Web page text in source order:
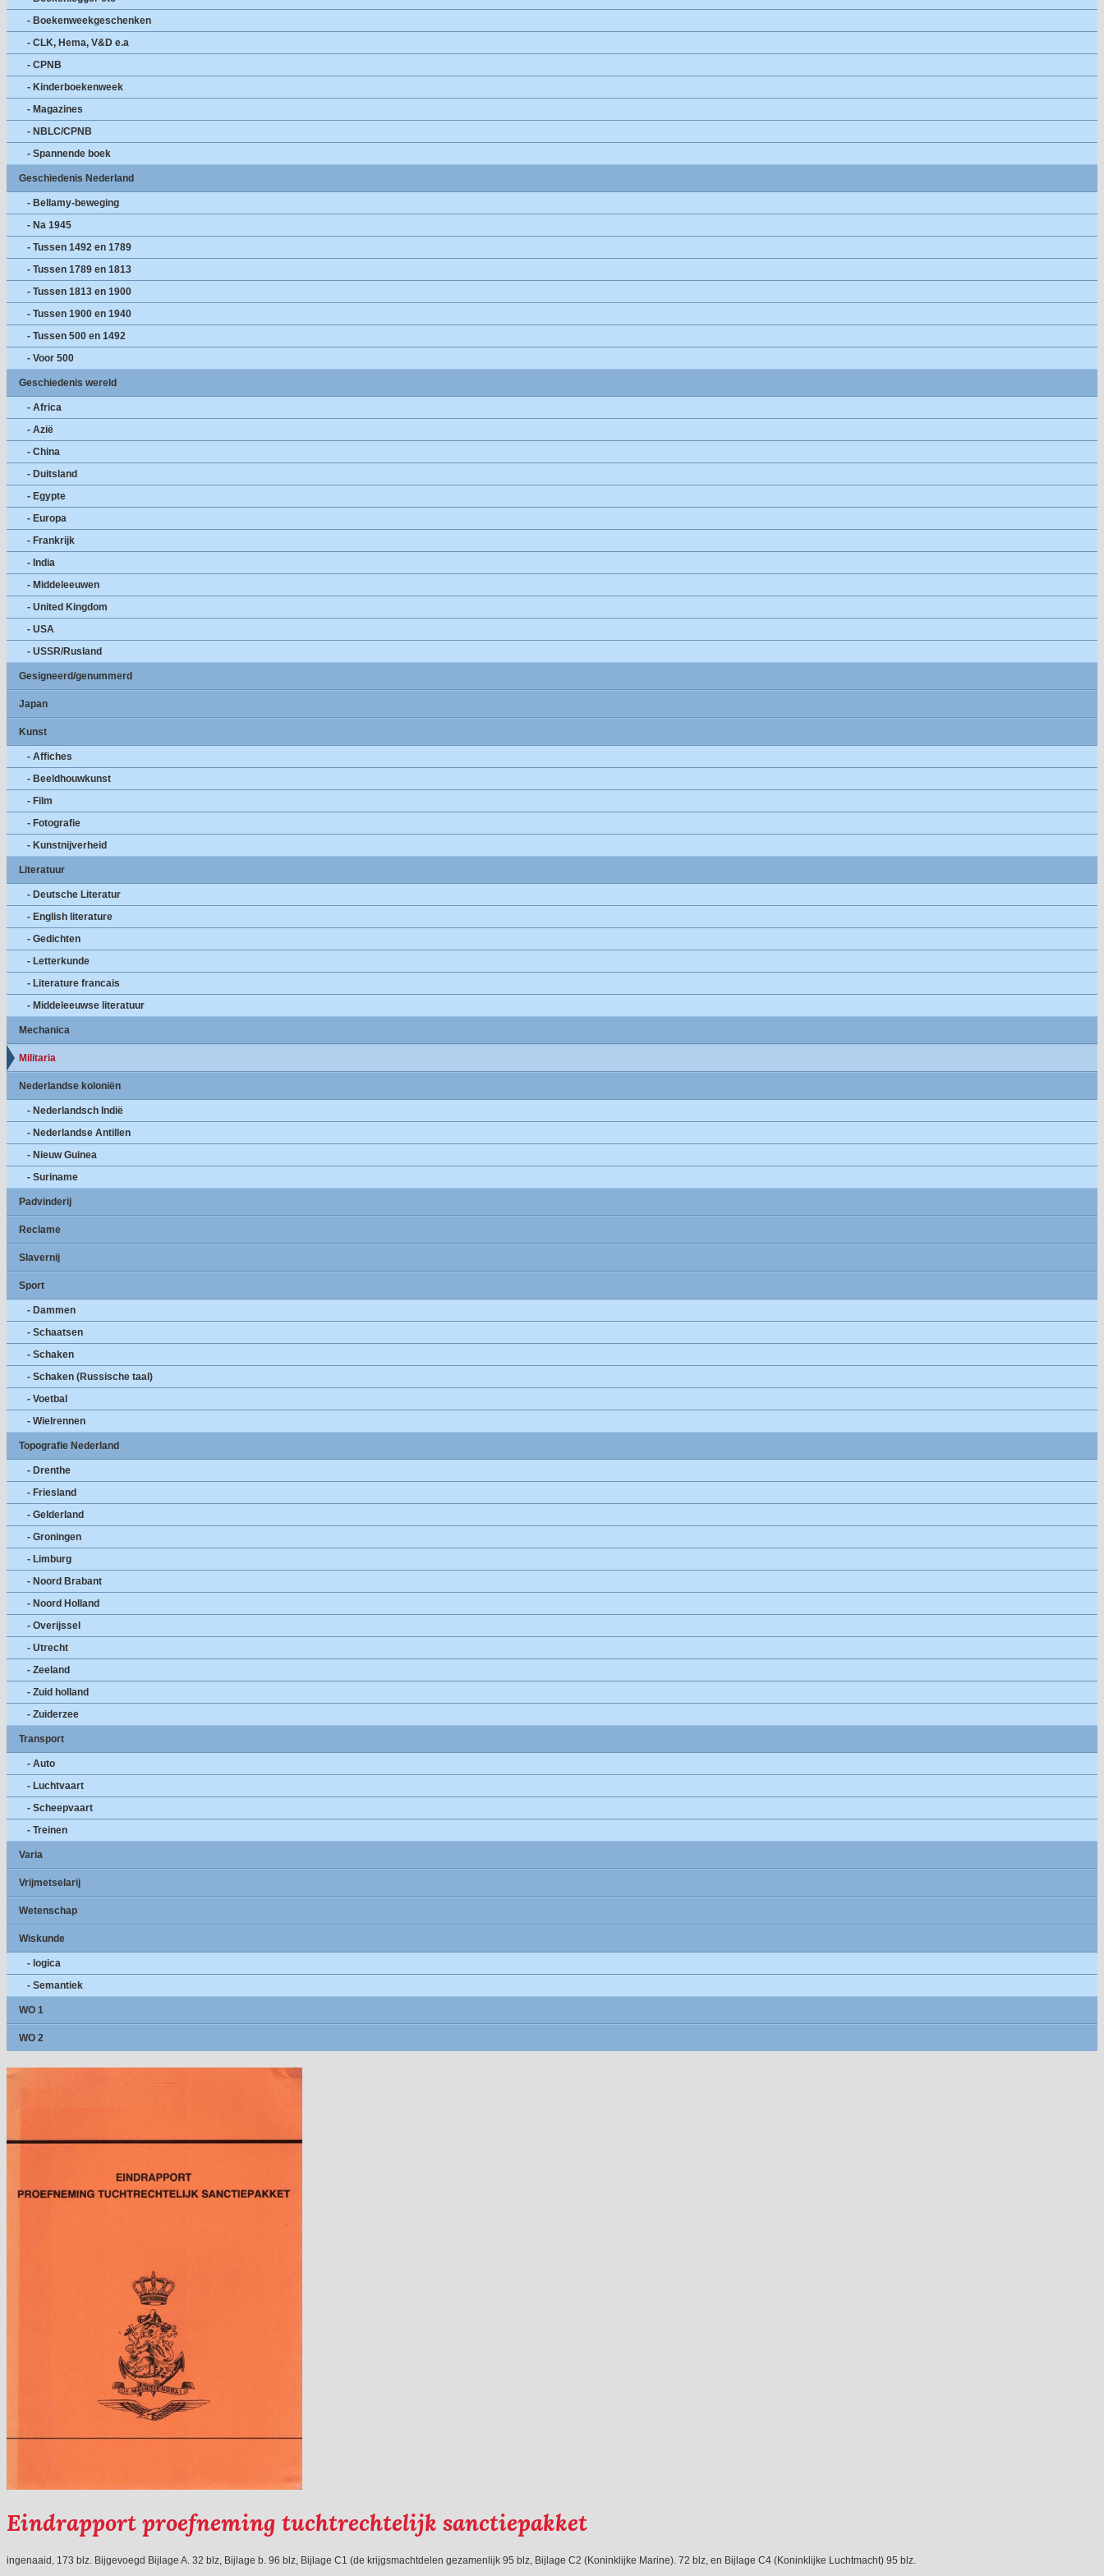
- Boekenweekgeschenken
- CLK, Hema, V&D e.a
- CPNB
- Kinderboekenweek
- Magazines
- NBLC/CPNB
- Spannende boek
Geschiedenis Nederland
- Bellamy-beweging
- Na 1945
- Tussen 1492 en 1789
- Tussen 1789 en 1813
- Tussen 1813 en 1900
- Tussen 1900 en 1940
- Tussen 500 en 1492
- Voor 500
Geschiedenis wereld
- Africa
- Azië
- China
- Duitsland
- Egypte
- Europa
- Frankrijk
- India
- Middeleeuwen
- United Kingdom
- USA
- USSR/Rusland
Gesigneerd/genummerd
Japan
Kunst
- Affiches
- Beeldhouwkunst
- Film
- Fotografie
- Kunstnijverheid
Literatuur
- Deutsche Literatur
- English literature
- Gedichten
- Letterkunde
- Literature francais
- Middeleeuwse literatuur
Mechanica
Militaria
Nederlandse koloniën
- Nederlandsch Indië
- Nederlandse Antillen
- Nieuw Guinea
- Suriname
Padvinderij
Reclame
Slavernij
Sport
- Dammen
- Schaatsen
- Schaken
- Schaken (Russische taal)
- Voetbal
- Wielrennen
Topografie Nederland
- Drenthe
- Friesland
- Gelderland
- Groningen
- Limburg
- Noord Brabant
- Noord Holland
- Overijssel
- Utrecht
- Zeeland
- Zuid holland
- Zuiderzee
Transport
- Auto
- Luchtvaart
- Scheepvaart
- Treinen
Varia
Vrijmetselarij
Wetenschap
Wiskunde
- logica
- Semantiek
WO 1
WO 2
Eindrapport proefneming tuchtrechtelijk sanctiepakket
ingenaaid, 173 blz. Bijgevoegd Bijlage A. 32 blz, Bijlage b. 96 blz, Bijlage C1 (de krijgsmachtdelen gezamenlijk 95 blz, Bijlage C2 (Koninklijke Marine). 72 blz, en Bijlage C4 (Koninklijke Luchtmacht) 95 blz.